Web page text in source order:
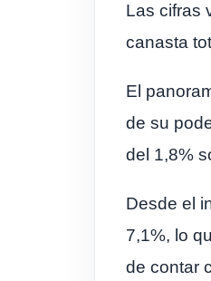
Las cifras
canasta
El
de su
del 1,8%
Desde el
7,1%, lo
de contar